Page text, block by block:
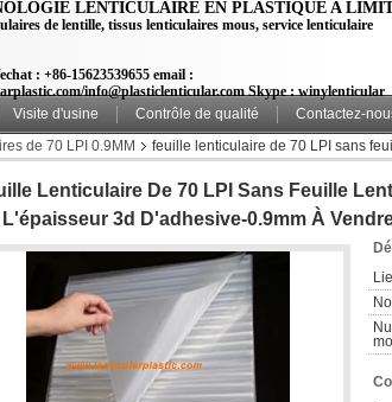
LENTICULAIRE EN PLASTIQUE A
de lentille, tissus lenticulaires mous, service lenticulaire
: +86-15623539655 email :
info@plasticlenticular.com Skype : winylenticular
Visite d'usine Contrôle de qualité Contactez-
de 70 LPI 0.9MM
feuille lenticulaire de 70 LPI sans
Lenticulaire De 70 LPI Sans Feuille
L'épaisseur 3d D'adhesive-0.9mm À